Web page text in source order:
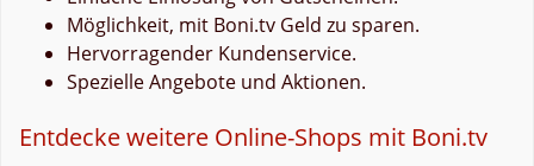
Möglichkeit, mit Boni.tv Geld zu sparen.
Hervorragender Kundenservice.
Spezielle Angebote und Aktionen.
Entdecke weitere Online-Shops mit Boni.tv